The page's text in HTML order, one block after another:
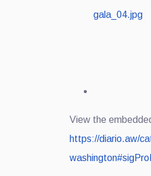
View the
https://diario.aw/